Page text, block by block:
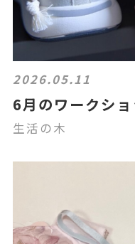
2026.05.11
6月のワークシ
生活の木